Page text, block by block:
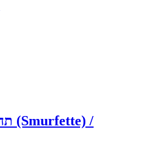
תחפושת דרדסית (Smurfette) /